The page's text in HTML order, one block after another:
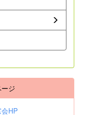
ジ
HP